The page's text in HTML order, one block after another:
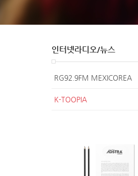
인터넷라디오/뉴스
RG92.9FM MEXICOREA
K-TOOPIA